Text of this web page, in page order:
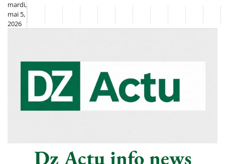
Skip
content
mardi,
mai 5,
2026
FlashSportclasséDiasporaChronique
–
Le
Thé
SociétéCultureMondeÉconomie
Tech
Dz Actu info news